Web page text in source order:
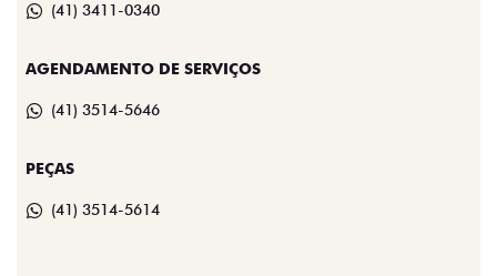
(41) 3411-0340
AGENDAMENTO DE SERVIÇOS
(41) 3514-5646
PEÇAS
(41) 3514-5614